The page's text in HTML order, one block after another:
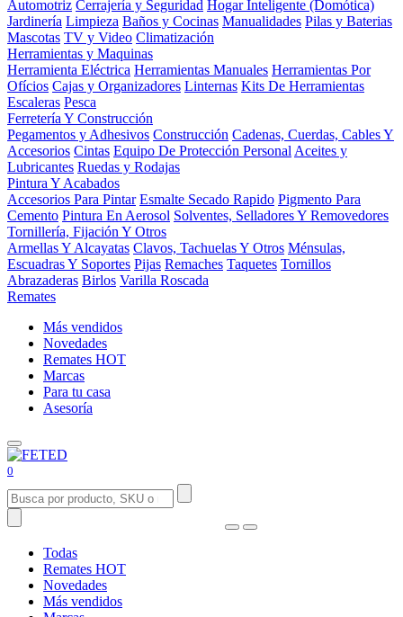
Automotriz Cerrajería y Seguridad Hogar Inteligente (Domótica)
Jardinería Limpieza Baños y Cocinas Manualidades Pilas y Baterias
Mascotas TV y Video Climatización
Herramientas y Maquinas
Herramienta Eléctrica Herramientas Manuales Herramientas Por
Ofícios Cajas y Organizadores Linternas Kits De Herramientas
Escaleras Pesca
Ferretería Y Construcción
Pegamentos y Adhesivos Construcción Cadenas, Cuerdas, Cables Y
Accesorios Cintas Equipo De Protección Personal Aceites y
Lubricantes Ruedas y Rodajas
Pintura Y Acabados
Accesorios Para Pintar Esmalte Secado Rapido Pigmento Para
Cemento Pintura En Aerosol Solventes, Selladores Y Removedores
Tornillería, Fijación Y Otros
Armellas Y Alcayatas Clavos, Tachuelas Y Otros Ménsulas,
Escuadras Y Soportes Pijas Remaches Taquetes Tornillos
Abrazaderas Birlos Varilla Roscada
Remates
Más vendidos
Novedades
Remates HOT
Marcas
Para tu casa
Asesoría
0
Todas
Remates HOT
Novedades
Más vendidos